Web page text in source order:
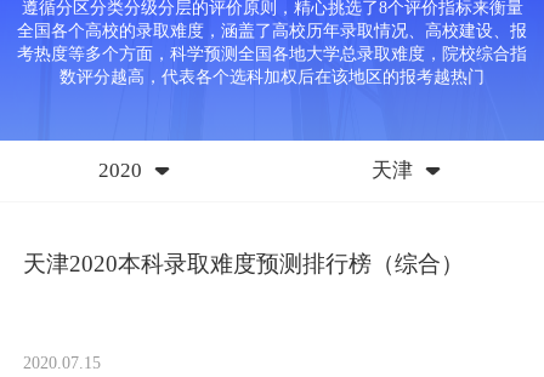
遵循分区分类分级分层的评价原则，精心挑选了8个评价指标来衡量
全国各个高校的录取难度，涵盖了高校历年录取情况、高校建设、报
考热度等多个方面，科学预测全国各地大学总录取难度，院校综合指
数评分越高，代表各个选科加权后在该地区的报考越热门
2020 天津
天津2020本科录取难度预测排行榜（综合）
2020.07.15